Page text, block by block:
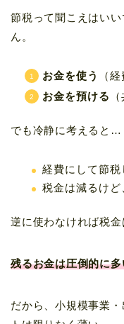
節税って聞こえはい
ん。
お金を使う
（
お金を預ける
でも冷静に考えると…
経費にして節税
税金は減るけ
逆に使わなければ税金
残るお金は圧倒的に多
だから、小規模事業